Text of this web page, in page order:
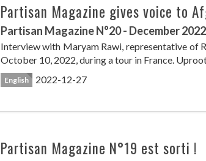
Partisan Magazine gives voice to
Partisan Magazine N°20 - December 2022
Interview with Maryam Rawi, representative of
October 10, 2022, during a tour in France.
English 2022-12-27
Partisan Magazine N°19 est sorti !